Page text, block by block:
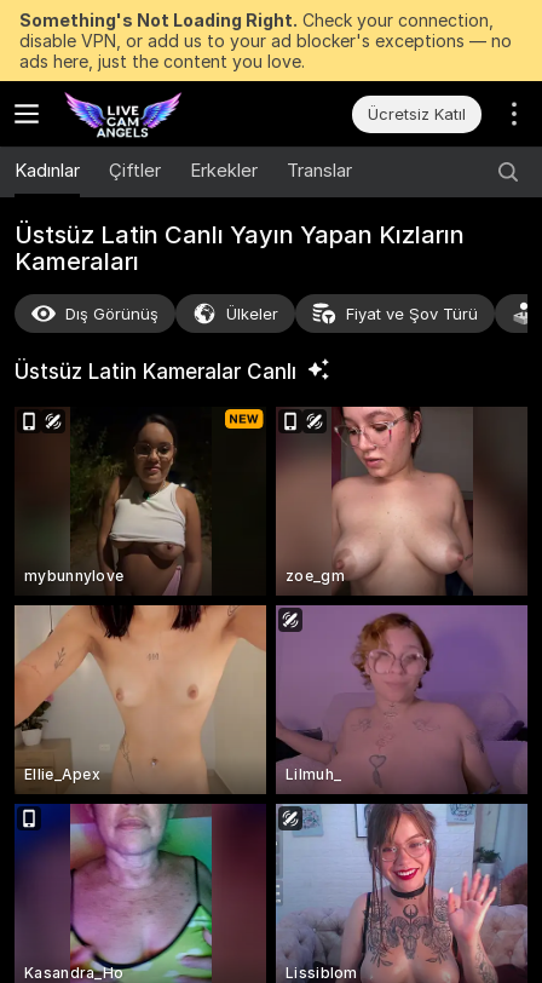
Something's Not Loading Right. Check your connection,
disable VPN, or add us to your ad blocker's exceptions — no
ads here, just the content you love.
Ücretsiz Katıl
Kadınlar Çiftler Erkekler Translar
Üstsüz Latin Canlı Yayın Yapan Kızların
Kameraları
Dış Görünüş Ülkeler Fiyat ve Şov Türü
Üstsüz Latin Kameralar Canlı
mybunnylove zoe_gm
Ellie_Apex Lilmuh_
Kasandra_Ho Lissiblom